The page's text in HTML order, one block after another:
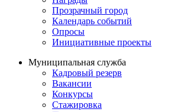
Прозрачный город
Календарь событий
Опросы
Инициативные проекты
Муниципальная служба
Кадровый резерв
Вакансии
Конкурсы
Стажировка